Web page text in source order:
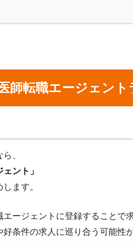
師転職エージェン
、
ント」
ます。
ージェントに登録することで
条件の求人に巡り合う可能性